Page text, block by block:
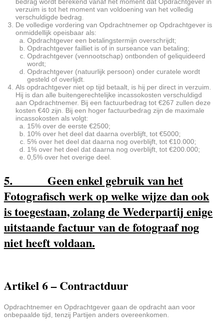
verzuim is tot het moment van voldoening van het volledig
verschuldigde bedrag.
De volledige vordering van Opdrachtnemer op Opdrachtgever is
onmiddellijk opeisbaar als:
Opdrachtgever een betalingstermijn overschrijdt;
Opdrachtgever failliet is of in surseance van betaling;
Opdrachtgever (vennootschap) ontbonden of geliquideerd
wordt;
Opdrachtgever (natuurlijk persoon) onder curatele wordt
gesteld of overlijdt.
Als opdrachtgever niet op tijd betaalt, is hij per direct in verzuim.
Hij is dan alle buitengerechtelijke incassokosten verschuldigd
aan Opdrachtnemer. Bij een factuurbedrag tot €267 zullen deze
kosten €40 zijn. Bij een hoger factuurbedrag zijn de maximale
incassokosten als volgt:
15% over de eerste €2500;
10% over het deel dat daarna overblijft, tot €5000;
5% over het deel dat daarna nog overblijft, tot €10.000;
1% over het deel dat daarna nog overblijft, tot €200.000;
0,5% over het overige deel.
5. Geen enkel gebruik van het
Fotografisch werk op welke wijze dan ook
is toegestaan, zolang de Wederpartij enige
uitstaande factuur van de fotograaf nog
niet heeft voldaan.
Artikel 6 – Contractduur
Opdrachtnemer en Opdrachtgever gaan de opdracht aan voor
onbepaalde tijd, tenzij Partijen anders overeenkomen.